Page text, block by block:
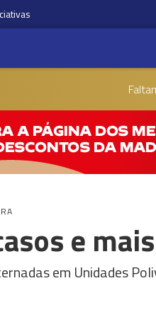
e
em Unidades